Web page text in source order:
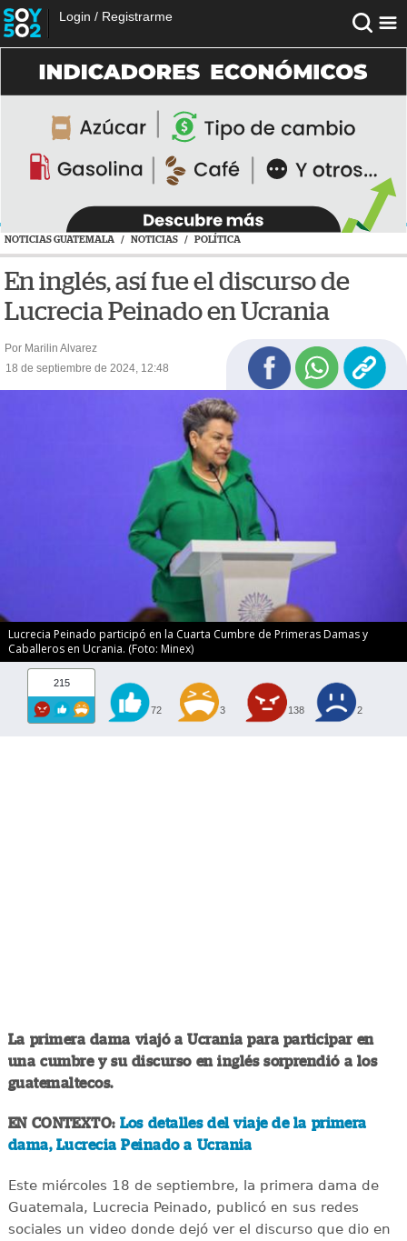
Login / Registrarme
NOTICIAS GUATEMALA / NOTICIAS / POLÍTICA
En inglés, así fue el discurso de
Lucrecia Peinado en Ucrania
Por Marilin Alvarez
18 de septiembre de 2024, 12:48
Lucrecia Peinado participó en la Cuarta Cumbre de Primeras Damas y
Caballeros en Ucrania. (Foto: Minex)
215
72 3 138 2
La primera dama viajó a Ucrania para participar en
una cumbre y su discurso en inglés sorprendió a los
guatemaltecos.
EN CONTEXTO: Los detalles del viaje de la primera
dama, Lucrecia Peinado a Ucrania
Este miércoles 18 de septiembre, la primera dama de
Guatemala, Lucrecia Peinado, publicó en sus redes
sociales un video donde dejó ver el discurso que dio en